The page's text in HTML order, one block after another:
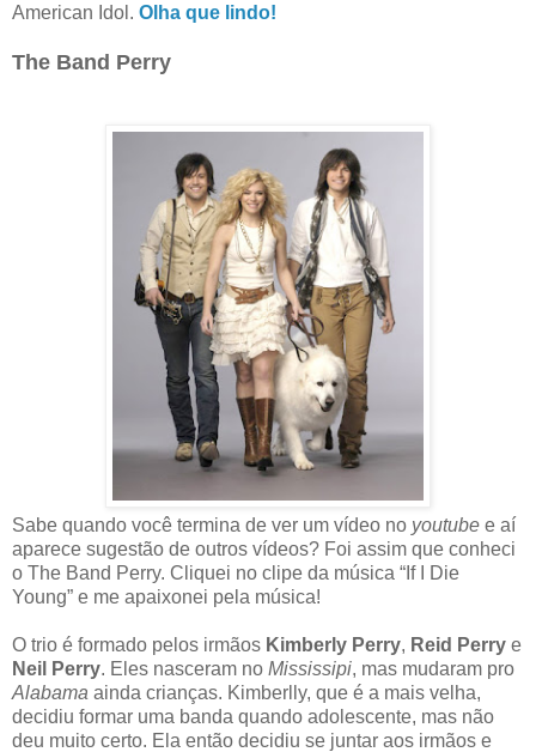
American Idol. Olha que lindo!
The Band Perry
Sabe quando você termina de ver um vídeo no youtube e aí
aparece sugestão de outros vídeos? Foi assim que conheci
o The Band Perry. Cliquei no clipe da música “If I Die
Young” e me apaixonei pela música!
O trio é formado pelos irmãos Kimberly Perry, Reid Perry e
Neil Perry. Eles nasceram no Mississipi, mas mudaram pro
Alabama ainda crianças. Kimberlly, que é a mais velha,
decidiu formar uma banda quando adolescente, mas não
deu muito certo. Ela então decidiu se juntar aos irmãos e